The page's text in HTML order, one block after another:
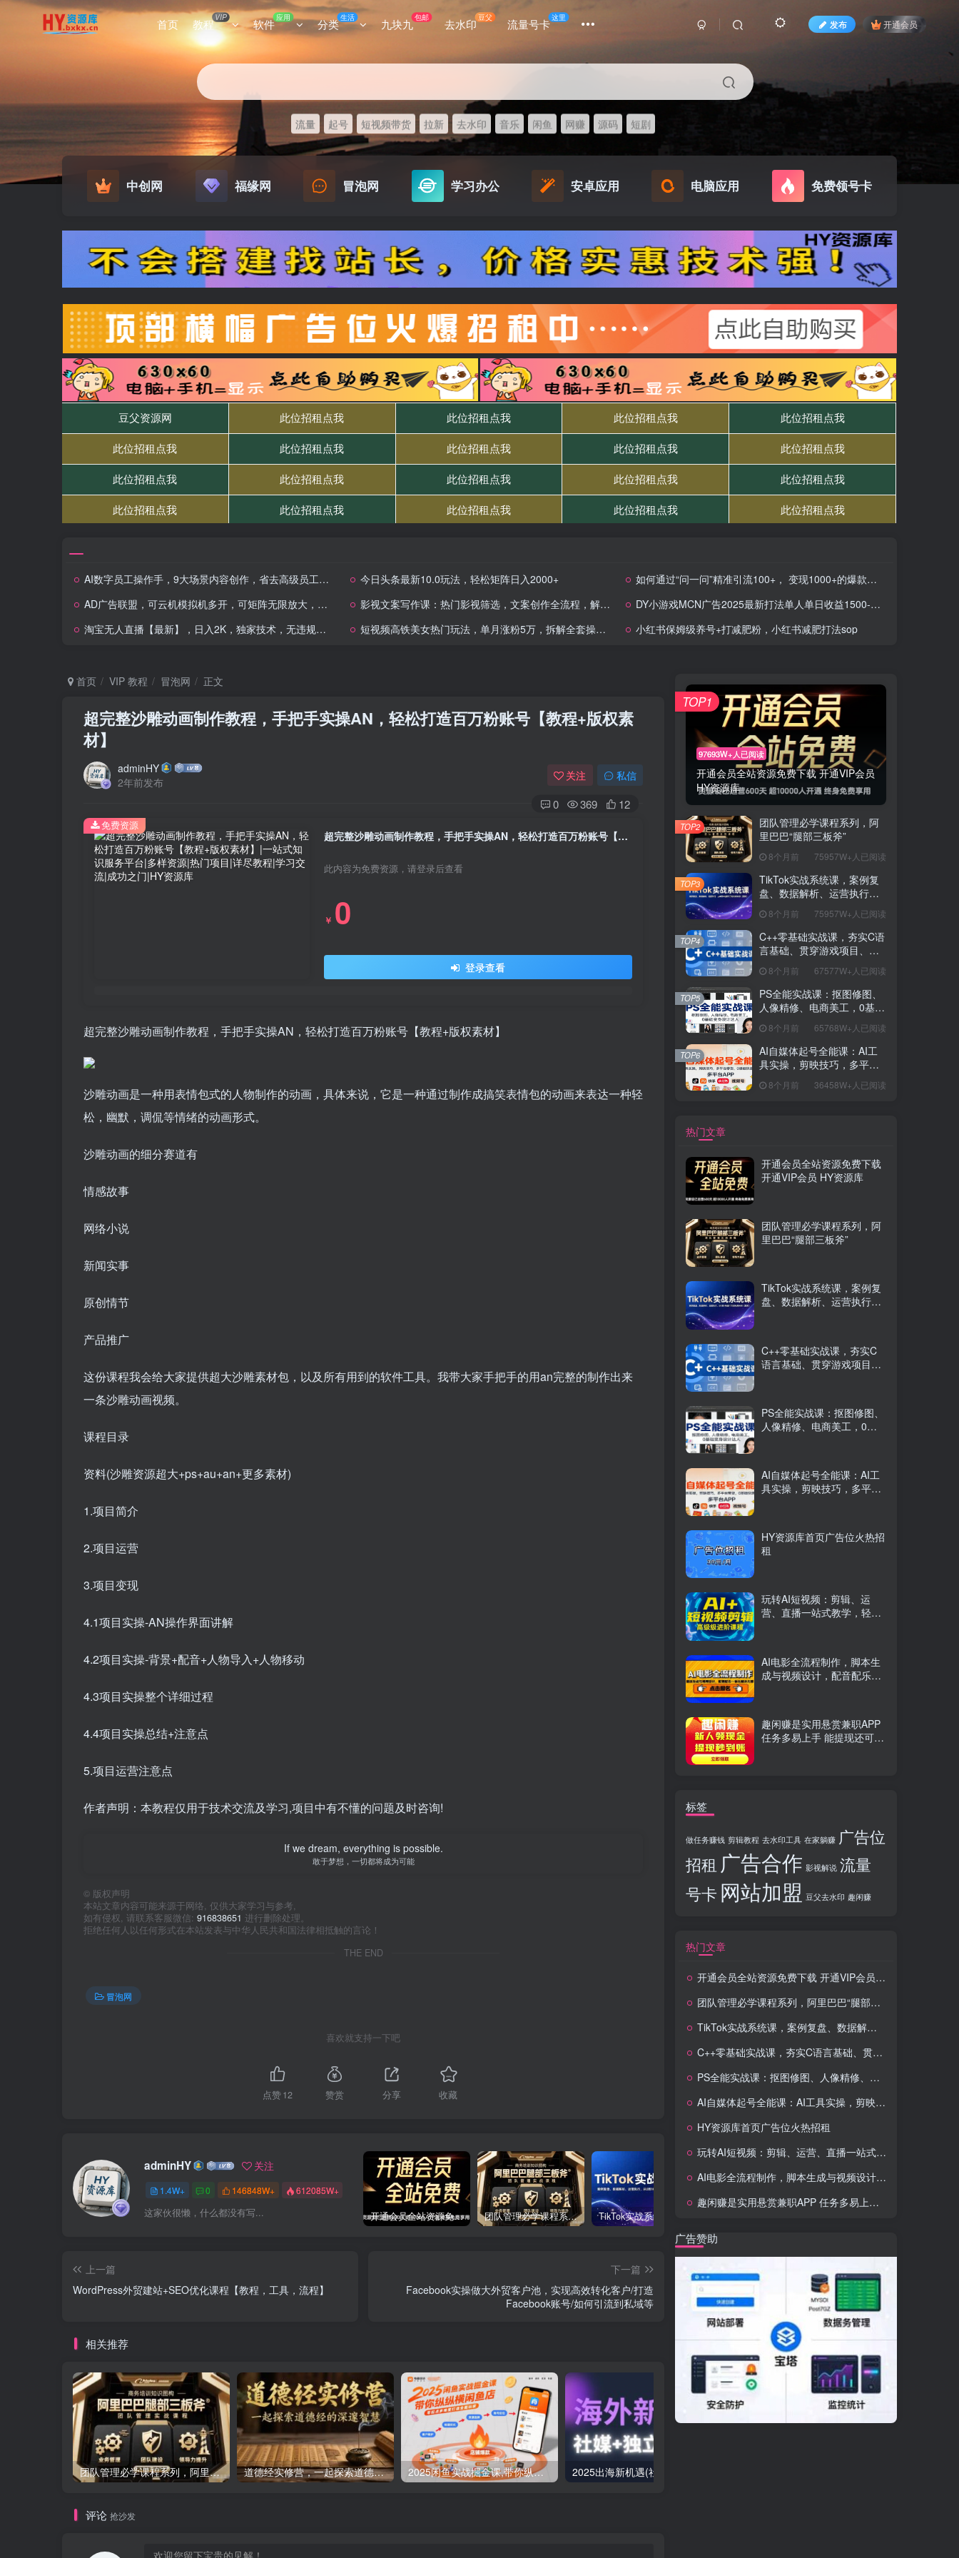
首页 教程VIP 软件 应用 分类生活 九块九包邮 去水印豆父 流量号卡这里
发布 开通会员
流量 起号 短视频带货 拉新 去水印 音乐 闲鱼 网赚 源码 短剧
中创网 福缘网 冒泡网 学习办公 安卓应用 电脑应用 免费领号卡
AI数字员工操作手，9大场景内容创作，省去高级员工工资，掌握GPT调数心流 今日头条最新10.0玩法，轻松矩阵日入2000+
如何通过“问一问”精准引流100+， 变现1000+的爆款问答实操方法
AD广告联盟，可云机模拟机多开，可矩阵无限放大，单机单日500+，新手…
影视文案写作课：热门影视筛选，文案创作全流程，解锁流量密码与版权技巧
DY小游戏MCN广告2025最新打法单人单日收益1500-2000背靠大平台新手小白…
淘宝无人直播【最新】，日入2K，独家技术，无违规无封号，可矩阵，长期…
短视频高铁美女热门玩法，单月涨粉5万，拆解全套操作流程 小红书保姆级养号+打减肥粉，小红书减肥打法sop
首页 VIP 教程 冒泡网 正文
超完整沙雕动画制作教程，手把手实操AN，轻松打造百万粉账号【教程+版权素
材】
adminHY
2年前发布
关注 私信
0 369 12
超完整沙雕动画制作教程，手把手实操AN，轻松打造百万粉账号【教程+版权素材】
此内容为免费资源，请登录后查看
￥ 0
登录查看
免费资源
超完整沙雕动画制作教程，手把手实操AN，轻松打造百万粉账号【教程+版权素材】
沙雕动画是一种用表情包式的人物制作的动画，具体来说，它是一种通过制作成搞笑表情包的动画来表达一种轻
松，幽默，调侃等情绪的动画形式。
沙雕动画的细分赛道有
情感故事
网络小说
新闻实事
原创情节
产品推广
这份课程我会给大家提供超大沙雕素材包，以及所有用到的软件工具。我带大家手把手的用an完整的制作出来
一条沙雕动画视频。
课程目录
资料(沙雕资源超大+ps+au+an+更多素材)
1.项目简介
2.项目运营
3.项目变现
4.1项目实操-AN操作界面讲解
4.2项目实操-背景+配音+人物导入+人物移动
4.3项目实操整个详细过程
4.4项目实操总结+注意点
5.项目运营注意点
作者声明：本教程仅用于技术交流及学习,项目中有不懂的问题及时咨询!
If we dream, everything is possible.
敢于梦想，一切都将成为可能
© 版权声明
本站文章内容可能来源于网络, 仅供大家学习与参考,
如有侵权, 请联系客服微信: 916838651 进行删除处理。
拒绝任何人以任何形式在本站发表与中华人民共和国法律相抵触的言论！
THE END
冒泡网
喜欢就支持一下吧
点赞12 赞赏 分享 收藏
adminHY 关注
1.4W+ 0 146848W+ 612085W+
这家伙很懒，什么都没有写... 开通会员全站资源免费下载 开通VIP会员 HY资源库 团队管理必学课程系列，阿里巴巴“腿部三板斧”
上一篇
WordPress外贸建站+SEO优化课程【教程，工具，流程】
下一篇
Facebook实操做大外贸客户池，实现高效转化客户/打造
Facebook账号/如何引流到私域等
相关推荐
团队管理必学课程系列，阿里巴巴“腿部三板斧” 道德经实修营，一起探索道德经的深邃智慧 2025闲鱼实战掘金课,带你纵横闲鱼店,零起点多维度打造全能玩家
评论 抢沙发
97693W+人已阅读
开通会员全站资源免费下载 开通VIP会员
HY资源库
TOP1
团队管理必学课程系列，阿
里巴巴“腿部三板斧”
8个月前 75957W+人已阅读
TOP2
TikTok实战系统课，案例复
盘、数据解析、运营执行，
（更新）
8个月前 75957W+人已阅读
TOP3
C++零基础实战课，夯实C语
言基础、贯穿游戏项目、掌
薪15K+岗位
8个月前 67577W+人已阅读
TOP4
PS全能实战课：抠图修图、
人像精修、电商美工，0基础
8个月前 65768W+人已阅读
TOP5
AI自媒体起号全能课：AI工
具实操，剪映技巧，多平台
8个月前 36458W+人已阅读
TOP6
热门文章
开通会员全站资源免费下载
开通VIP会员 HY资源库
团队管理必学课程系列，阿
里巴巴“腿部三板斧”
TikTok实战系统课，案例复
盘、数据解析、运营执行，
C++零基础实战课，夯实C
语言基础、贯穿游戏项目、
PS全能实战课：抠图修图、
人像精修、电商美工，0基
AI自媒体起号全能课：AI工
具实操，剪映技巧，多平台
HY资源库首页广告位火热招
租
玩转AI短视频：剪辑、运
营、直播一站式教学，轻松
AI电影全流程制作，脚本生
成与视频设计，配音配乐一
趣闲赚是实用悬赏兼职APP
任务多易上手 能提现还可邀
标签
做任务赚钱 剪辑教程 去水印工具 在家躺赚 广告位
招租 广告合作 影视解说 流量
号卡 网站加盟 豆父去水印 趣闲赚
热门文章
开通会员全站资源免费下载 开通VIP会员 HY资源库
团队管理必学课程系列，阿里巴巴“腿部三板斧”
TikTok实战系统课，案例复盘、数据解析、运营执行，从0到1构建千万级电商体系（更新）
C++零基础实战课，夯实C语言基础、贯穿游戏项目、掌握开发思维，学成可挑战月薪15K+岗位
PS全能实战课：抠图修图、人像精修、电商美工，0基础变身设计达人
AI自媒体起号全能课：AI工具实操，剪映技巧，多平台带货，0基础快速变现
HY资源库首页广告位火热招租
玩转AI短视频：剪辑、运营、直播一站式教学，轻松打造流量神话
AI电影全流程制作，脚本生成与视频设计，配音配乐一体化解决方案
趣闲赚是实用悬赏兼职APP 任务多易上手 能提现还可邀友分成
广告赞助